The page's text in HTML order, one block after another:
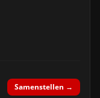
Samenstellen →